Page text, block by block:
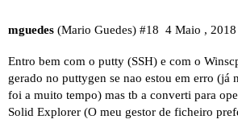
mguedes (Mario Guedes) 4 Maio ,
#18
Entro bem com o putty (SSH) e com o
gerado no puttygen se nao estou em erro (já
foi a muito tempo) mas tb a converti para
Solid Explorer (O meu gestor de ficheiro